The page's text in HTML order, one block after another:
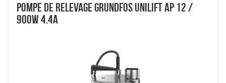
POMPE DE RELEVAGE GRUNDFOS UNILIFT AP 12 /
900W 4.4A